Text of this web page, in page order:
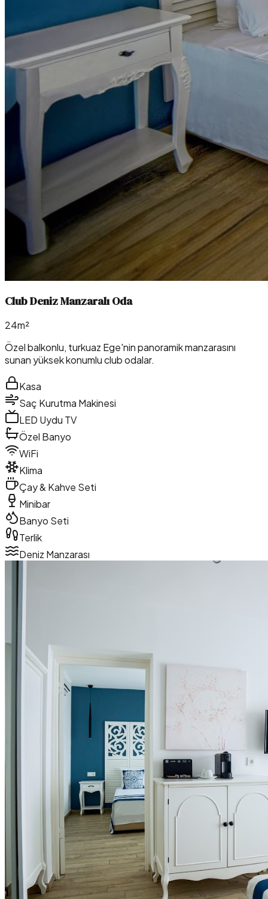
Club Deniz Manzaralı Oda
24m²
Özel balkonlu, turkuaz Ege'nin panoramik manzarasını
sunan yüksek konumlu club odalar.
Kasa
Saç Kurutma Makinesi
LED Uydu TV
Özel Banyo
WiFi
Klima
Çay & Kahve Seti
Minibar
Banyo Seti
Terlik
Deniz Manzarası